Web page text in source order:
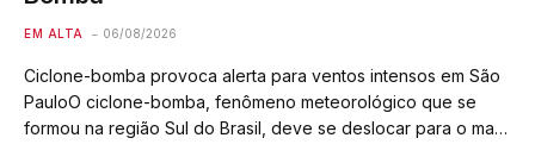
EM ALTA 06/08/2026
Ciclone-bomba provoca alerta para ventos intensos em São
PauloO ciclone-bomba, fenômeno meteorológico que se
formou na região Sul do Brasil, deve se deslocar para o mar,